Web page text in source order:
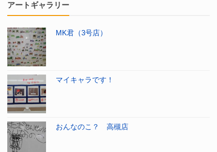
アートギャラリー
MK君（3号店）
マイキャラです！
おんなのこ？ 高槻店